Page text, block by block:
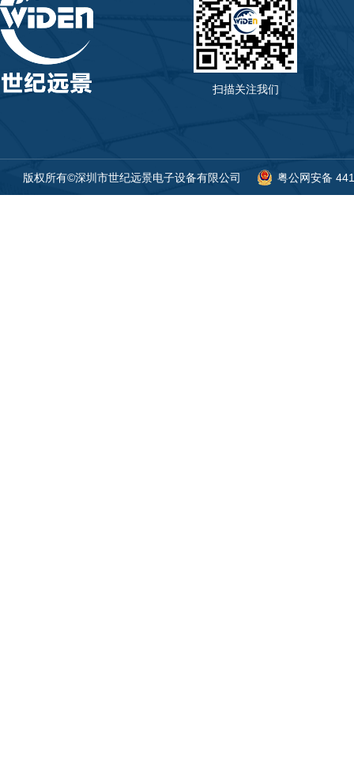
扫描关注我们
版权所有©深圳市世纪远景电子设备有限公司 粤公网安备